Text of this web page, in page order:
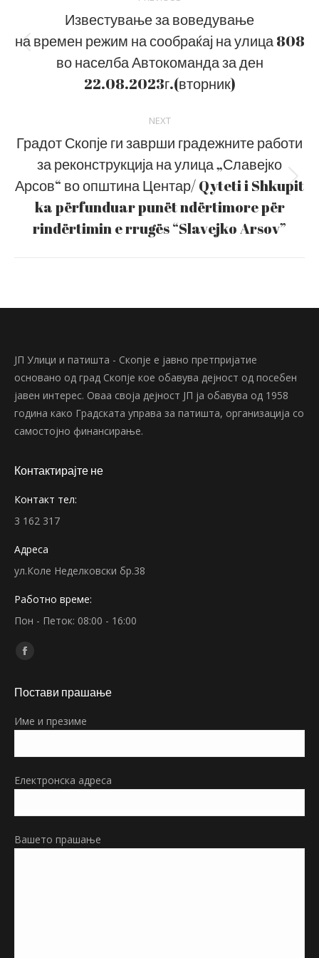
navigation
Previous
post:
Известување за воведување
на времен режим на сообраќај на улица 808
во населба Автокоманда за ден
22.08.2023г.(вторник)
NEXT
Next
post:
Градот Скопје ги заврши градежните работи
за реконструкција на улица „Славејко
Арсов“ во општина Центар/ Qyteti i Shkupit
ka përfunduar punët ndërtimore për
rindërtimin e rrugës “Slavejko Arsov”
ЈП Улици и патишта - Скопје е јавно претпријатие
основано од град Скопје кое обавува дејност од посебен
јавен интерес. Оваа своја дејност ЈП ја обавува од 1958
година како Градската управа за патишта, организација со
самостојно финансирање.
Контактирајте не
Контакт тел:
3 162 317
Адреса
ул.Коле Неделковски бр.38
Работно време:
Пон - Петок: 08:00 - 16:00
Find us on:
Facebook
opens
new
Постави прашање
Име и презиме
Електронска адреса
Вашето прашање